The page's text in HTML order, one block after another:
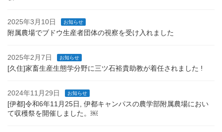
2025年3月10日 お知らせ
附属農場でブドウ生産者団体の視察を受け入れました
2025年2月7日 お知らせ
[久住]家畜生産生態学分野に三ツ石裕貴助教が着任されました !
2024年11月29日 お知らせ
[伊都]令和6年11月25日, 伊都キャンパスの農学部附属農場におい
て収穫祭を開催しました。￼